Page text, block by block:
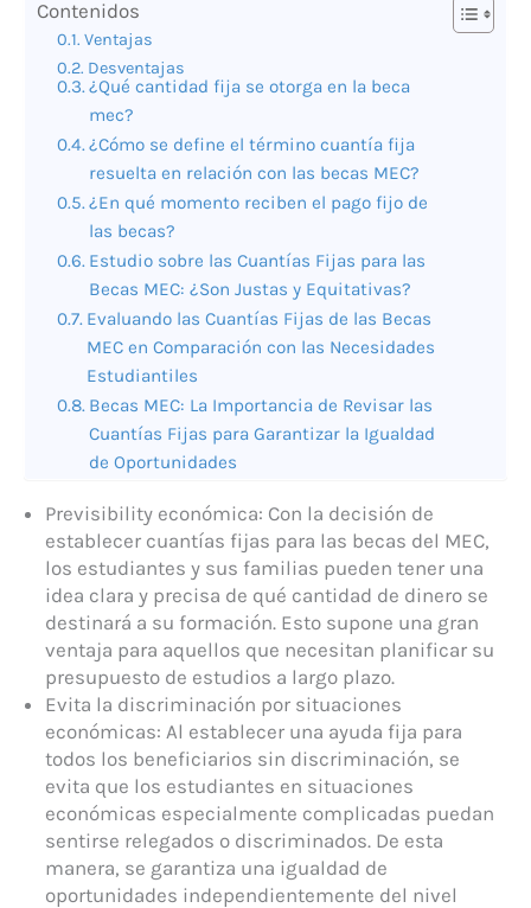
Contenidos
Ventajas
Desventajas
¿Qué cantidad fija se otorga en la beca
mec?
¿Cómo se define el término cuantía fija
resuelta en relación con las becas MEC?
¿En qué momento reciben el pago fijo de
las becas?
Estudio sobre las Cuantías Fijas para las
Becas MEC: ¿Son Justas y Equitativas?
Evaluando las Cuantías Fijas de las Becas
MEC en Comparación con las Necesidades
Estudiantiles
Becas MEC: La Importancia de Revisar las
Cuantías Fijas para Garantizar la Igualdad
de Oportunidades
Previsibility económica: Con la decisión de
establecer cuantías fijas para las becas del MEC,
los estudiantes y sus familias pueden tener una
idea clara y precisa de qué cantidad de dinero se
destinará a su formación. Esto supone una gran
ventaja para aquellos que necesitan planificar su
presupuesto de estudios a largo plazo.
Evita la discriminación por situaciones
económicas: Al establecer una ayuda fija para
todos los beneficiarios sin discriminación, se
evita que los estudiantes en situaciones
económicas especialmente complicadas puedan
sentirse relegados o discriminados. De esta
manera, se garantiza una igualdad de
oportunidades independientemente del nivel